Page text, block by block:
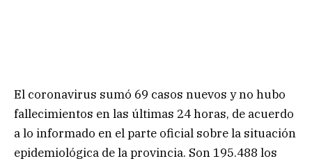
El coronavirus sumó 69 casos nuevos y no hubo
fallecimientos en las últimas 24 horas, de acuerdo
a lo informado en el parte oficial sobre la situación
epidemiológica de la provincia. Son 195.488 los